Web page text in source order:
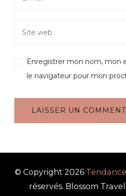
Enregistrer mon nom, mon
le navigateur pour mon
© Copyright 2026
réservés. Blossom